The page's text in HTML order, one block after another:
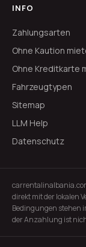
INFO
Zahlungsarten
Ohne Kaution
Ohne Kreditkarte
Fahrzeugtypen
Sitemap
LLM Help
Datenschutz
direkt mit der lokalen
Bedingungen stehen
der Anzahlung ist